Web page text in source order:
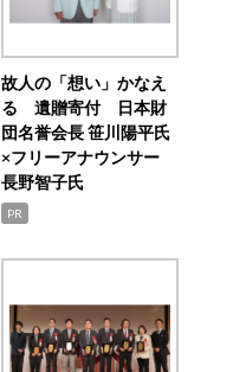
故人の「想い」かなえ
る 遺贈寄付 日本財
団名誉会長 笹川陽平氏
×フリーアナウンサー
長野智子氏
PR